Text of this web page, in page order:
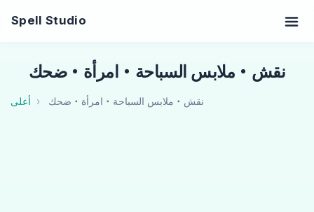
Spell Studio
نقش・ملابس السباحة・امرأة・ضحك
أعلى نقش・ملابس السباحة・امرأة・ضحك